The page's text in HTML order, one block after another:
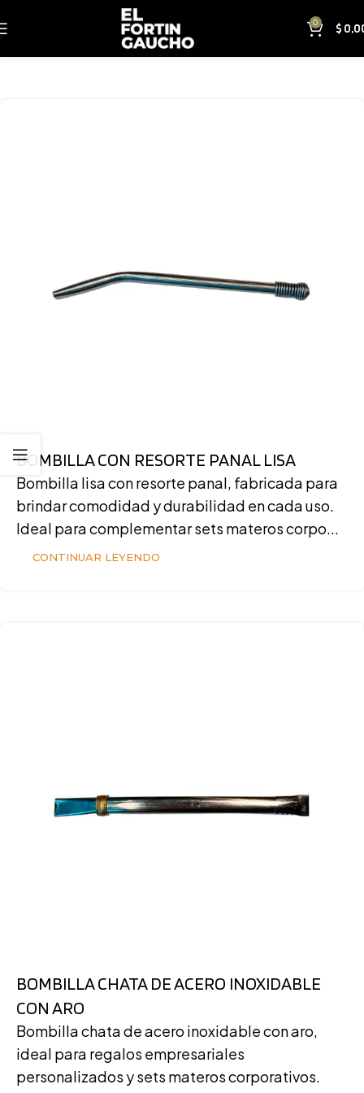
0 $
BOMBILLA CON RESORTE PANAL LISA
Bombilla lisa con resorte panal, fabricada para
brindar comodidad y durabilidad en cada uso.
Ideal para complementar sets materos corpo...
CONTINUAR LEYENDO
BOMBILLA CHATA DE ACERO INOXIDABLE
CON ARO
Bombilla chata de acero inoxidable con aro,
ideal para regalos empresariales
personalizados y sets materos corporativos.